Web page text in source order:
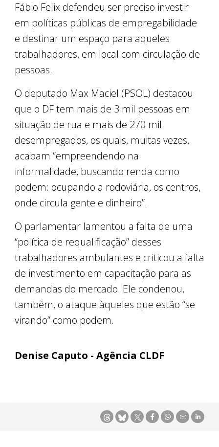
Fábio Felix defendeu ser preciso investir
em políticas públicas de empregabilidade
e destinar um espaço para aqueles
trabalhadores, em local com circulação de
pessoas.
O deputado Max Maciel (PSOL) destacou
que o DF tem mais de 3 mil pessoas em
situação de rua e mais de 270 mil
desempregados, os quais, muitas vezes,
acabam “empreendendo na
informalidade, buscando renda como
podem: ocupando a rodoviária, os centros,
onde circula gente e dinheiro”.
O parlamentar lamentou a falta de uma
“política de requalificação” desses
trabalhadores ambulantes e criticou a falta
de investimento em capacitação para as
demandas do mercado. Ele condenou,
também, o ataque àqueles que estão “se
virando” como podem.
Denise Caputo - Agência CLDF